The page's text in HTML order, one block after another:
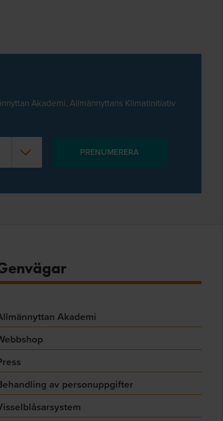
Akademi, Allmännyttans Klimatinitiativ
Akademi
av personuppgifter